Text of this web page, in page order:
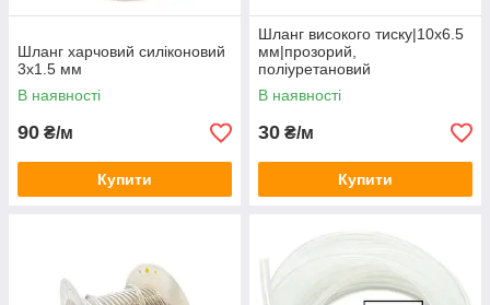
Шланг харчовий силіконовий
3х1.5 мм
В наявності
90 ₴/м
Купити
Шланг високого тиску|10х6.5
мм|прозорий,
поліуретановий
В наявності
30 ₴/м
Купити